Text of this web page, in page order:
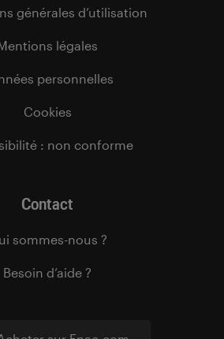
générales d’utilisation
légales
personnelles
Cookies
: non conforme
Contact
sommes-nous ?
Besoin d’aide ?